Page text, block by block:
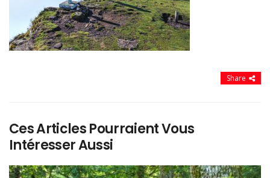
Share
Ces Articles Pourraient Vous
Intéresser Aussi